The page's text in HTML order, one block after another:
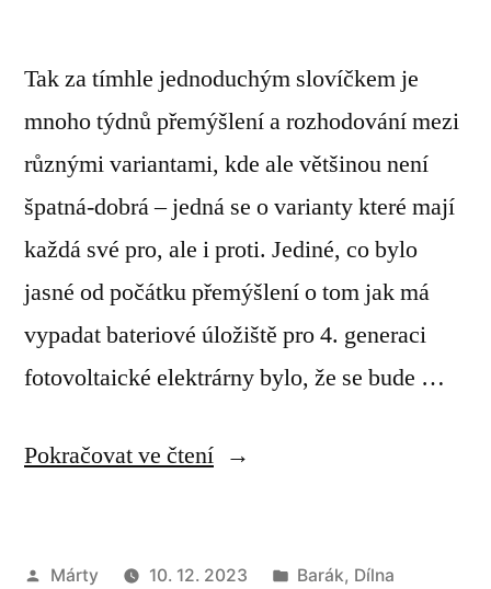
Tak za tímhle jednoduchým slovíčkem je
mnoho týdnů přemýšlení a rozhodování mezi
různými variantami, kde ale většinou není
špatná-dobrá – jedná se o varianty které mají
každá své pro, ale i proti. Jediné, co bylo
jasné od počátku přemýšlení o tom jak má
vypadat bateriové úložiště pro 4. generaci
fotovoltaické elektrárny bylo, že se bude …
Pokračovat ve čtení„Prostě
Autor
Márty 10. 12. 2023
Publikováno
Barák, Dílna